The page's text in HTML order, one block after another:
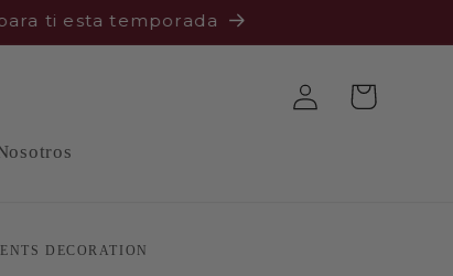
ti esta temporada
Iniciar
sesión
Carrito
DECORATION